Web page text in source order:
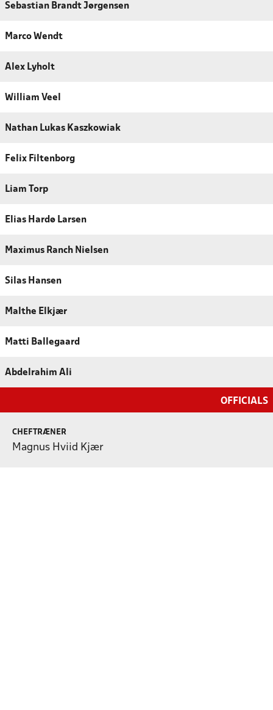
Sebastian Brandt Jørgensen
Marco Wendt
Alex Lyholt
William Veel
Nathan Lukas Kaszkowiak
Felix Filtenborg
Liam Torp
Elias Hardø Larsen
Maximus Ranch Nielsen
Silas Hansen
Malthe Elkjær
Matti Ballegaard
Abdelrahim Ali
OFFICIALS
CHEFTRÆNER
Magnus Hviid Kjær